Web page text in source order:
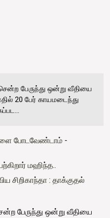
பேருந்து ஒன்று வீதியை
20 பேர் காயமடைந்து
போடவேண்டாம் -
மஹிந்த..
சிறிகாந்தா : தாக்குதல்
பேருந்து ஒன்று வீதியை